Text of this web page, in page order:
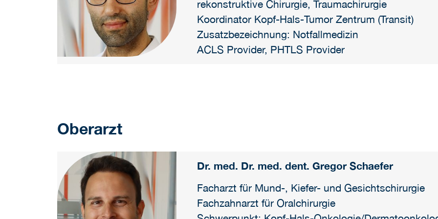
rekonstruktive Chirurgie, Traumachirurgie
Koordinator Kopf-Hals-Tumor Zentrum (Transit)
Zusatzbezeichnung: Notfallmedizin
ACLS Provider, PHTLS Provider
Oberarzt
Dr. med. Dr. med. dent. Gregor Schaefer
Facharzt für Mund-, Kiefer- und Gesichtschirurgie
Fachzahnarzt für Oralchirurgie